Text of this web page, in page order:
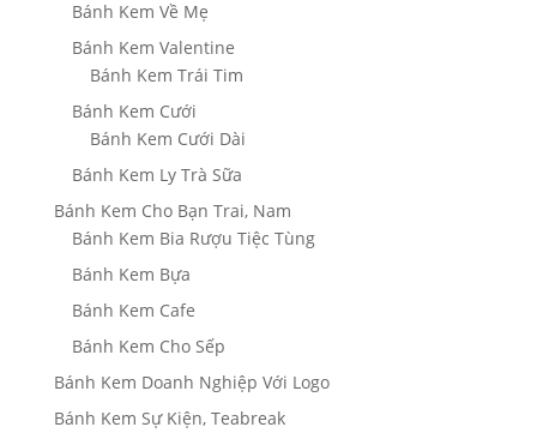
Bánh Kem Về Mẹ
Bánh Kem Valentine
Bánh Kem Trái Tim
Bánh Kem Cưới
Bánh Kem Cưới Dài
Bánh Kem Ly Trà Sữa
Bánh Kem Cho Bạn Trai, Nam
Bánh Kem Bia Rượu Tiệc Tùng
Bánh Kem Bựa
Bánh Kem Cafe
Bánh Kem Cho Sếp
Bánh Kem Doanh Nghiệp Với Logo
Bánh Kem Sự Kiện, Teabreak